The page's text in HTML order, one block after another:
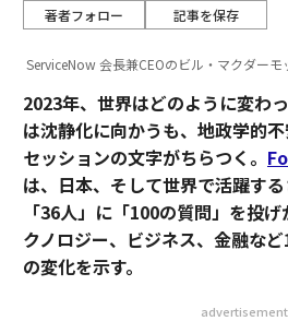
著者フォロー 記事を保存
ServiceNow 会長兼CEOのビル・マクダーモ
2023年、世界はどのように変わ
は沈静化に向かうも、地政学的
セッションの文字がちらつく。
は、日本、そして世界で活躍す
「36人」に「100の質問」を投
クノロジー、ビジネス、金融な
の変化を示す。
advertisement